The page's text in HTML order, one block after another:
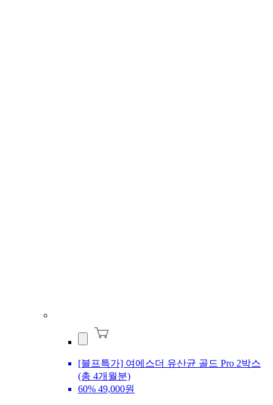
[블프특가] 여에스더 유산균 골드 Pro 2박스
(총 4개월분)
60% 49,000원